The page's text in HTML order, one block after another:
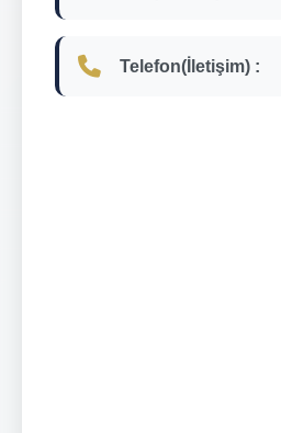
Telefon(İletişim) :